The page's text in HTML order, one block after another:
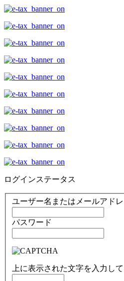
ログインステータス
ユーザー名またはメールアドレ
パスワード
上に表示された文字を入力して